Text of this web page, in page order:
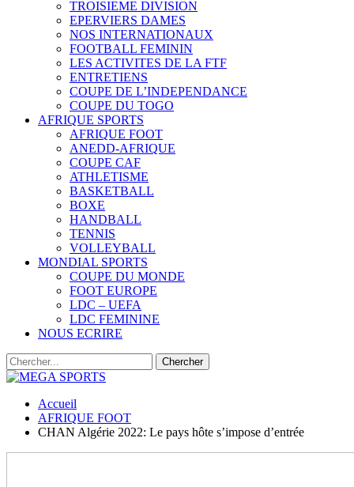
TROISIEME DIVISION
EPERVIERS DAMES
NOS INTERNATIONAUX
FOOTBALL FEMININ
LES ACTIVITES DE LA FTF
ENTRETIENS
COUPE DE L’INDEPENDANCE
COUPE DU TOGO
AFRIQUE SPORTS
AFRIQUE FOOT
ANEDD-AFRIQUE
COUPE CAF
ATHLETISME
BASKETBALL
BOXE
HANDBALL
TENNIS
VOLLEYBALL
MONDIAL SPORTS
COUPE DU MONDE
FOOT EUROPE
LDC – UEFA
LDC FEMININE
NOUS ECRIRE
Accueil
AFRIQUE FOOT
CHAN Algérie 2022: Le pays hôte s’impose d’entrée